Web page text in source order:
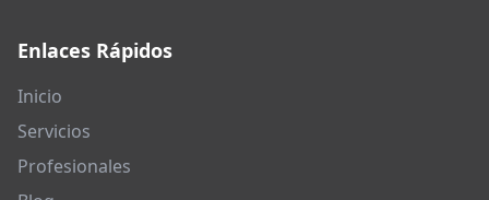
Enlaces Rápidos
Inicio
Servicios
Profesionales